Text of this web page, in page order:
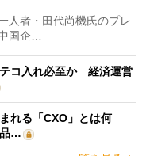
人者・田代尚機氏のプレ
国企…
コ入れ必至か 経済運営
れる「CXO」とは何
品…